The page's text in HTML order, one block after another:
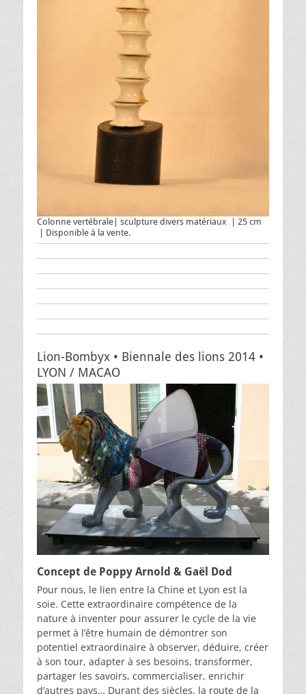
Colonne vertébrale| sculpture divers matériaux | 25 cm
| Disponible à la vente.
Lion-Bombyx • Biennale des lions 2014 •
LYON / MACAO
Concept de Poppy Arnold & Gaël Dod
Pour nous, le lien entre la Chine et Lyon est la
soie. Cette extraordinaire compétence de la
nature à inventer pour assurer le cycle de la vie
permet à l’être humain de démontrer son
potentiel extraordinaire à observer, déduire, créer
à son tour, adapter à ses besoins, transformer,
partager les savoirs, commercialiser, enrichir
d’autres pays… Durant des siècles, la route de la